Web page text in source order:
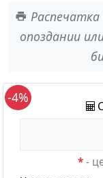
опоздании
-4%
*-